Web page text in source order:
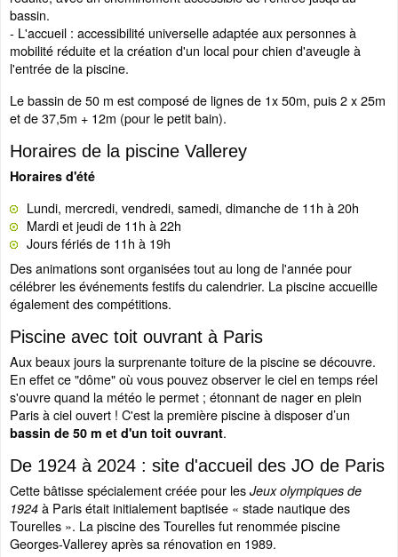
bassin.
- L'accueil : accessibilité universelle adaptée aux personnes à
mobilité réduite et la création d'un local pour chien d'aveugle à
l'entrée de la piscine.
Le bassin de 50 m est composé de lignes de 1x 50m, puis 2 x 25m
et de 37,5m + 12m (pour le petit bain).
Horaires de la piscine Vallerey
Horaires d'été
Lundi, mercredi, vendredi, samedi, dimanche de 11h à 20h
Mardi et jeudi de 11h à 22h
Jours fériés de 11h à 19h
Des animations sont organisées tout au long de l'année pour
célébrer les événements festifs du calendrier. La piscine accueille
également des compétitions.
Piscine avec toit ouvrant à Paris
Aux beaux jours la surprenante toiture de la piscine se découvre.
En effet ce "dôme" où vous pouvez observer le ciel en temps réel
s'ouvre quand la météo le permet ; étonnant de nager en plein
Paris à ciel ouvert ! C'est la première piscine à disposer d’un
bassin de 50 m et d'un toit ouvrant.
De 1924 à 2024 : site d'accueil des JO de Paris
Cette bâtisse spécialement créée pour les Jeux olympiques de
1924 à Paris était initialement baptisée « stade nautique des
Tourelles ». La piscine des Tourelles fut renommée piscine
Georges-Vallerey après sa rénovation en 1989.